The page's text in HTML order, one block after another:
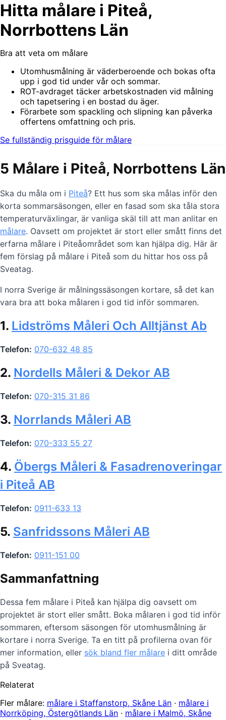
Hitta målare i Piteå,
Norrbottens Län
Bra att veta om målare
Utomhusmålning är väderberoende och bokas ofta
upp i god tid under vår och sommar.
ROT-avdraget täcker arbetskostnaden vid målning
och tapetsering i en bostad du äger.
Förarbete som spackling och slipning kan påverka
offertens omfattning och pris.
Se fullständig prisguide för målare
5 Målare i Piteå, Norrbottens Län
Ska du måla om i Piteå? Ett hus som ska målas inför den
korta sommarsäsongen, eller en fasad som ska tåla stora
temperaturväxlingar, är vanliga skäl till att man anlitar en
målare. Oavsett om projektet är stort eller smått finns det
erfarna målare i Piteåområdet som kan hjälpa dig. Här är
fem förslag på målare i Piteå som du hittar hos oss på
Sveatag.
I norra Sverige är målningssäsongen kortare, så det kan
vara bra att boka målaren i god tid inför sommaren.
1. Lidströms Måleri Och Alltjänst Ab
Telefon: 070-632 48 85
2. Nordells Måleri & Dekor AB
Telefon: 070-315 31 86
3. Norrlands Måleri AB
Telefon: 070-333 55 27
4. Öbergs Måleri & Fasadrenoveringar
i Piteå AB
Telefon: 0911-633 13
5. Sanfridssons Måleri AB
Telefon: 0911-151 00
Sammanfattning
Dessa fem målare i Piteå kan hjälpa dig oavsett om
projektet är stort eller smått. Boka målaren i god tid inför
sommaren, eftersom säsongen för utomhusmålning är
kortare i norra Sverige. Ta en titt på profilerna ovan för
mer information, eller sök bland fler målare i ditt område
på Sveatag.
Relaterat
Fler målare: målare i Staffanstorp, Skåne Län · målare i
Norrköping, Östergötlands Län · målare i Malmö, Skåne